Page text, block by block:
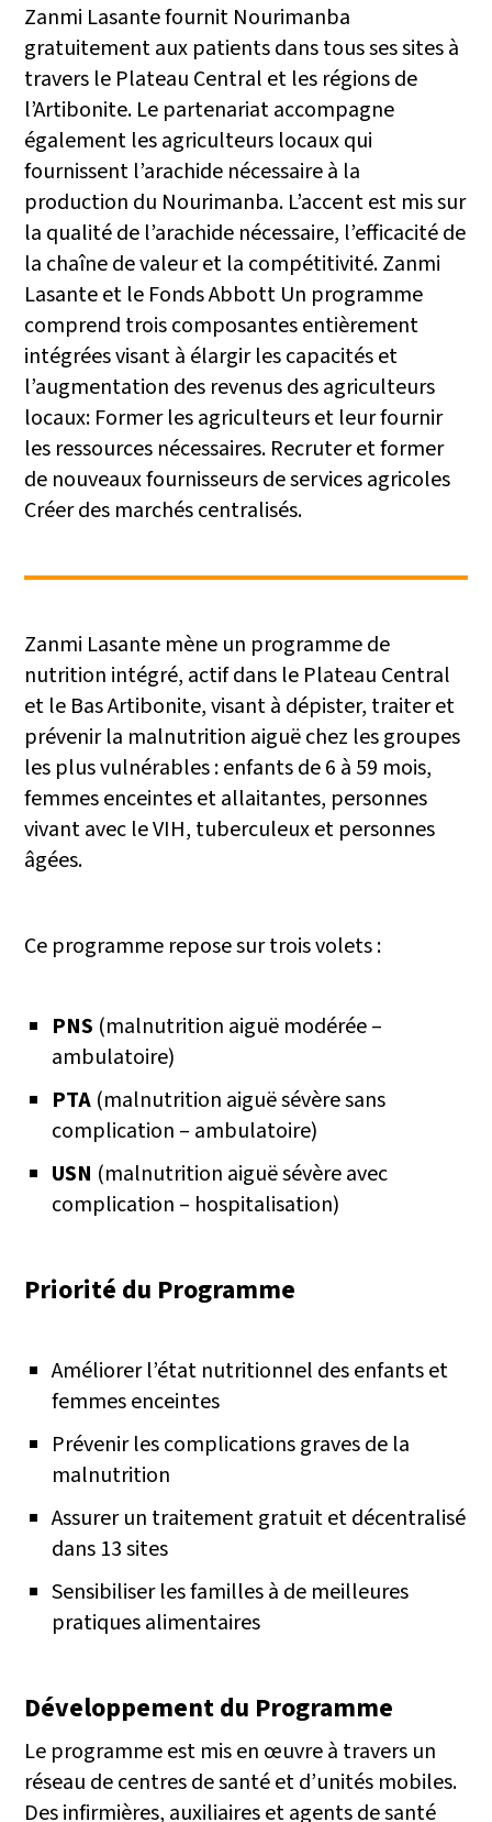
Zanmi Lasante fournit Nourimanba
gratuitement aux patients dans tous ses sites à
travers le Plateau Central et les régions de
l’Artibonite. Le partenariat accompagne
également les agriculteurs locaux qui
fournissent l’arachide nécessaire à la
production du Nourimanba. L’accent est mis sur
la qualité de l’arachide nécessaire, l’efficacité de
la chaîne de valeur et la compétitivité. Zanmi
Lasante et le Fonds Abbott Un programme
comprend trois composantes entièrement
intégrées visant à élargir les capacités et
l’augmentation des revenus des agriculteurs
locaux: Former les agriculteurs et leur fournir
les ressources nécessaires. Recruter et former
de nouveaux fournisseurs de services agricoles
Créer des marchés centralisés.
Zanmi Lasante mène un programme de
nutrition intégré, actif dans le Plateau Central
et le Bas Artibonite, visant à dépister, traiter et
prévenir la malnutrition aiguë chez les groupes
les plus vulnérables : enfants de 6 à 59 mois,
femmes enceintes et allaitantes, personnes
vivant avec le VIH, tuberculeux et personnes
âgées.
Ce programme repose sur trois volets :
PNS (malnutrition aiguë modérée –
ambulatoire)
PTA (malnutrition aiguë sévère sans
complication – ambulatoire)
USN (malnutrition aiguë sévère avec
complication – hospitalisation)
Priorité du Programme
Améliorer l’état nutritionnel des enfants et
femmes enceintes
Prévenir les complications graves de la
malnutrition
Assurer un traitement gratuit et décentralisé
dans 13 sites
Sensibiliser les familles à de meilleures
pratiques alimentaires
Développement du Programme
Le programme est mis en œuvre à travers un
réseau de centres de santé et d’unités mobiles.
Des infirmières, auxiliaires et agents de santé